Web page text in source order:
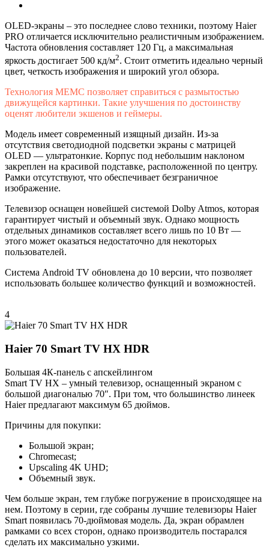
OLED-экраны – это последнее слово техники, поэтому Haier
PRO отличается исключительно реалистичным изображением.
Частота обновления составляет 120 Гц, а максимальная
яркость достигает 500 кд/м2. Стоит отметить идеально черный
цвет, четкость изображения и широкий угол обзора.
Технология MEMC позволяет справиться с размытостью
движущейся картинки. Такие улучшения по достоинству
оценят любители экшенов и геймеры.
Модель имеет современный изящный дизайн. Из-за
отсутствия светодиодной подсветки экраны с матрицей
OLED — ультратонкие. Корпус под небольшим наклоном
закреплен на красивой подставке, расположенной по центру.
Рамки отсутствуют, что обеспечивает безграничное
изображение.
Телевизор оснащен новейшей системой Dolby Atmos, которая
гарантирует чистый и объемный звук. Однако мощность
отдельных динамиков составляет всего лишь по 10 Вт —
этого может оказаться недостаточно для некоторых
пользователей.
Система Android TV обновлена до 10 версии, что позволяет
использовать большее количество функций и возможностей.
4
Haier 70 Smart TV HX HDR
Большая 4К-панель с апскейлингом
Smart TV HX – умный телевизор, оснащенный экраном с
большой диагональю 70″. При том, что большинство линеек
Haier предлагают максимум 65 дюймов.
Причины для покупки:
Большой экран;
Chromecast;
Upscaling 4K UHD;
Объемный звук.
Чем больше экран, тем глубже погружение в происходящее на
нем. Поэтому в серии, где собраны лучшие телевизоры Haier
Smart появилась 70-дюймовая модель. Да, экран обрамлен
рамками со всех сторон, однако производитель постарался
сделать их максимально узкими.